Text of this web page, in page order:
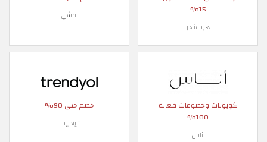
15%
هوستنجر
نمشي
كوبونات وخصومات فعالة
100%
اناس
خصم حتى 90%
ترينديول